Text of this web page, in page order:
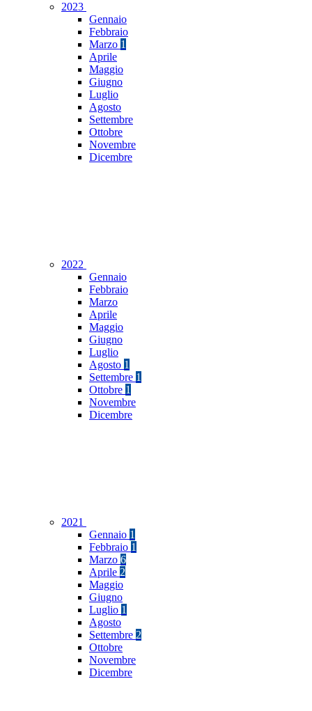
2023
Gennaio
Febbraio
Marzo 1
Aprile
Maggio
Giugno
Luglio
Agosto
Settembre
Ottobre
Novembre
Dicembre
2022
Gennaio
Febbraio
Marzo
Aprile
Maggio
Giugno
Luglio
Agosto 1
Settembre 1
Ottobre 1
Novembre
Dicembre
2021
Gennaio 1
Febbraio 1
Marzo 6
Aprile 2
Maggio
Giugno
Luglio 1
Agosto
Settembre 2
Ottobre
Novembre
Dicembre